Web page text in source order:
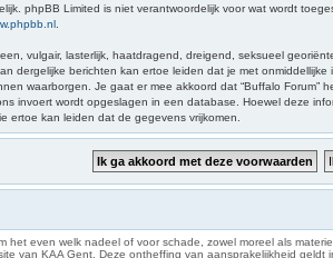
phpBB Limited is niet verantwoordelijk voor wat wordt
vulgair, lasterlijk, haatdragend, dreigend, seksueel
dergelijke berichten kan ertoe leiden dat je met
waarborgen. Je gaat er mee akkoord dat “Buffalo
invoert wordt opgeslagen in een database. Hoewel deze
ertoe kan leiden dat de gegevens vrijkomen.
het even welk nadeel of voor schade, zowel moreel als
van KAA Gent. Deze ontheffing van aansprakelijkheid